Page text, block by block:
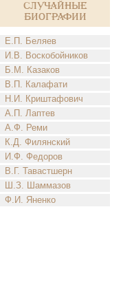
Случайные
биографии
Е.П. Беляев
И.В. Воскобойников
Б.М. Казаков
В.П. Калафати
Н.И. Криштафович
А.П. Лаптев
А.Ф. Реми
К.Д. Филянский
И.Ф. Федоров
В.Г. Тавастшерн
Ш.З. Шаммазов
Ф.И. Яненко